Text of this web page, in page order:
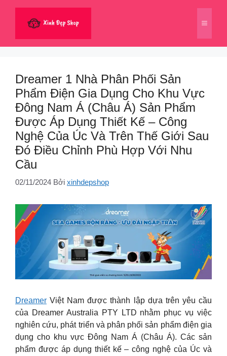
dung
Menu
Dreamer 1 Nhà Phân Phối Sản
Phẩm Điện Gia Dụng Cho Khu Vực
Đông Nam Á (Châu Á) Sản Phẩm
Được Áp Dụng Thiết Kế – Công
Nghệ Của Úc Và Trên Thế Giới Sau
Đó Điều Chỉnh Phù Hợp Với Nhu
Cầu
02/11/2024 Bởi xinhdepshop
Dreamer Việt Nam được thành lập dựa trên yêu cầu
của Dreamer Australia PTY LTD nhằm phục vụ việc
nghiên cứu, phát triển và phân phối sản phẩm điện gia
dụng cho khu vực Đông Nam Á (Châu Á). Các sản
phẩm được áp dụng thiết kế – công nghệ của Úc và